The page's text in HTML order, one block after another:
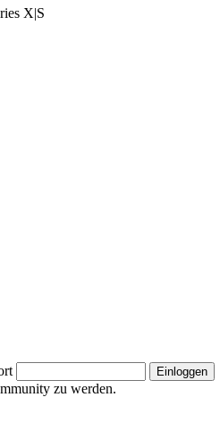
X|S
zu werden.